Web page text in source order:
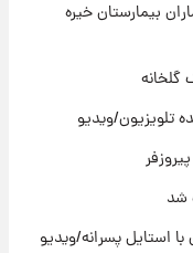
قیمت دلار، طلا و سکه
با مقصد اروپا این
از شهیدان حاجی‌زاده و
بیمارستان خیره
گلخانه
تلویزیون/ویدیو
شد
استایل پسرانه/ویدیو